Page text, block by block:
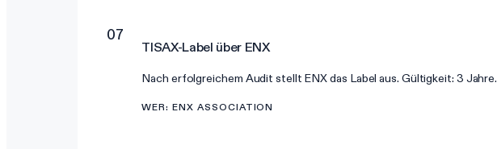
07
TISAX-Label über ENX
Nach erfolgreichem Audit stellt ENX das Label aus. Gültigkeit: 3 Jahre.
WER:ENX ASSOCIATION